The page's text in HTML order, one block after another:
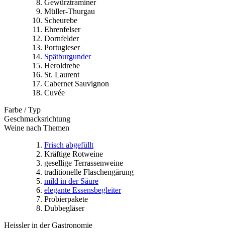
Gewürztraminer
Müller-Thurgau
Scheurebe
Ehrenfelser
Dornfelder
Portugieser
Spätburgunder
Heroldrebe
St. Laurent
Cabernet Sauvignon
Cuvée
Farbe / Typ
Geschmacksrichtung
Weine nach Themen
Frisch abgefüllt
Kräftige Rotweine
gesellige Terrassenweine
traditionelle Flaschengärung
mild in der Säure
elegante Essensbegleiter
Probierpakete
Dubbegläser
Heissler in der Gastronomie